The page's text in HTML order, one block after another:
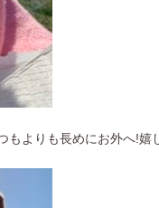
もよりも長めにお外へ!